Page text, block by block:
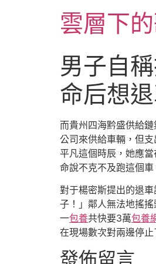
雲層下
男子自
命后想
而貴州四海黔盛供給
公司來供給車輛，但
平凡這個時辰，她應
命說不克不及跑這個
對于楊密斯提出的退
子！」鄰人無法地搖搖
一包養共快要3萬包養
在現場數次對兩邊停
發佈留言